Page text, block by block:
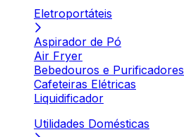
Eletroportáteis
Aspirador de Pó
Air Fryer
Bebedouros e Purificadores
Cafeteiras Elétricas
Liquidificador
Utilidades Domésticas